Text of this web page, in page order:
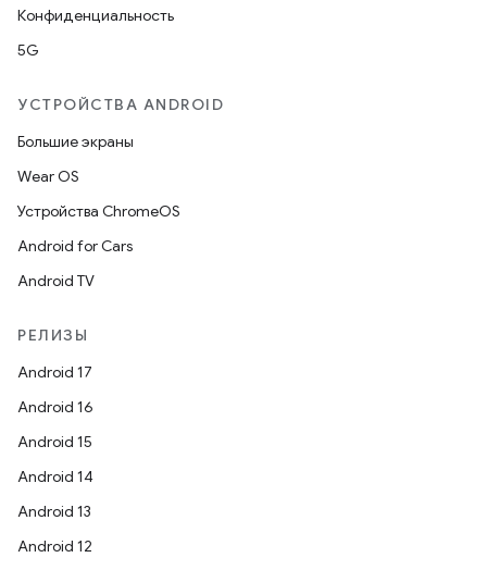
Конфиденциальность
5G
УСТРОЙСТВА ANDROID
Большие экраны
Wear OS
Устройства ChromeOS
Android for Cars
Android TV
РЕЛИЗЫ
Android 17
Android 16
Android 15
Android 14
Android 13
Android 12